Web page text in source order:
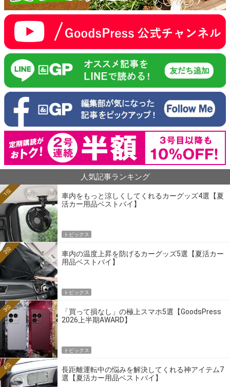
人気記事ランキング
車内をもっと涼しくしてくれるカーグッズ4選【夏
活カー用品ベストバイ】
1位
トピックス
車内の温度上昇を防げるカーグッズ5選【夏活カー
用品ベストバイ】
2位
トピックス
「買って損なし」の極上スマホ5選【GoodsPress
2026上半期AWARD】
3位
トピックス
長距離運転中の悩みを解決してくれる神アイテム7
選【夏活カー用品ベストバイ】
4位